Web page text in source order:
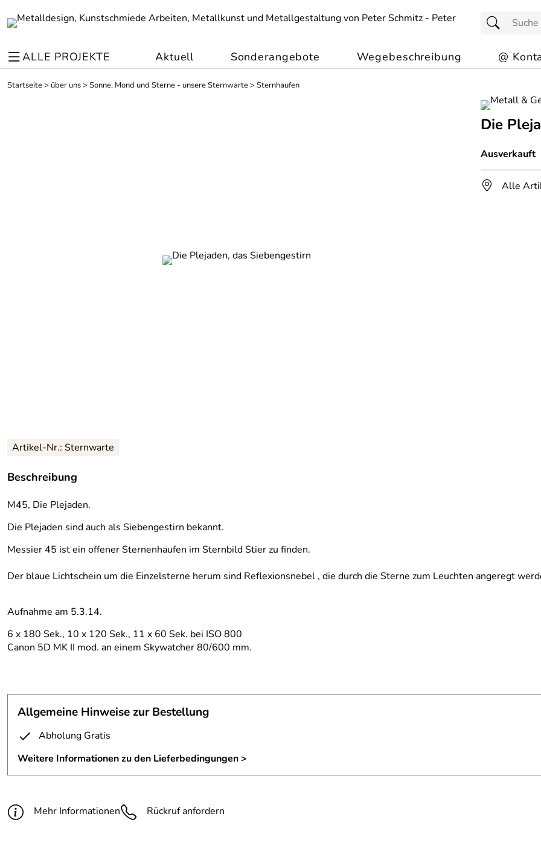
ALLE PROJEKTE Aktuell Sonderangebote Wegebeschreibung @
Startseite> über uns> Sonne, Mond und Sterne - unsere Sternwarte> Sternhaufen
Die
Ausverkauft
Alle
Artikel-Nr.: Sternwarte
Beschreibung
M45, Die Plejaden.
Die Plejaden sind auch als Siebengestirn bekannt.
Messier 45 ist ein offener Sternenhaufen im Sternbild Stier zu finden.
Der blaue Lichtschein um die Einzelsterne herum sind Reflexionsnebel , die durch die Sterne zum Leuchten angeregt
Aufnahme am 5.3.14.
6 x 180 Sek., 10 x 120 Sek., 11 x 60 Sek. bei ISO 800
Canon 5D MK II mod. an einem Skywatcher 80/600 mm.
Allgemeine Hinweise zur Bestellung
Abholung Gratis
Weitere Informationen zu den Lieferbedingungen >
Mehr Informationen Rückruf anfordern